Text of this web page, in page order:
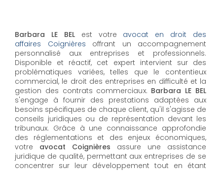
Barbara LE BELest votre avocat en droit des
affaires Coignières offrant un accompagnement
personnalisé aux entreprises et professionnels.
Disponible et réactif, cet expert intervient sur des
problématiques variées, telles que le contentieux
commercial, le droit des entreprises en difficulté et la
gestion des contrats commerciaux. Barbara LE BEL
s'engage à fournir des prestations adaptées aux
besoins spécifiques de chaque client, qu'il s'agisse de
conseils juridiques ou de représentation devant les
tribunaux. Grâce à une connaissance approfondie
des réglementations et des enjeux économiques,
votre avocat Coignières assure une assistance
juridique de qualité, permettant aux entreprises de se
concentrer sur leur développement tout en étant